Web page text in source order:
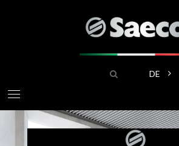
DE